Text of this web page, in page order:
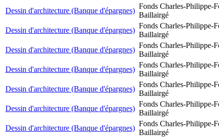
Dessin d'architecture (Banque d'épargnes)
Fonds Charles-Philippe-
Baillairgé
Dessin d'architecture (Banque d'épargnes)
Fonds Charles-Philippe-
Baillairgé
Dessin d'architecture (Banque d'épargnes)
Fonds Charles-Philippe-
Baillairgé
Dessin d'architecture (Banque d'épargnes)
Fonds Charles-Philippe-
Baillairgé
Dessin d'architecture (Banque d'épargnes)
Fonds Charles-Philippe-
Baillairgé
Dessin d'architecture (Banque d'épargnes)
Fonds Charles-Philippe-
Baillairgé
Dessin d'architecture (Banque d'épargnes)
Fonds Charles-Philippe-
Baillairgé